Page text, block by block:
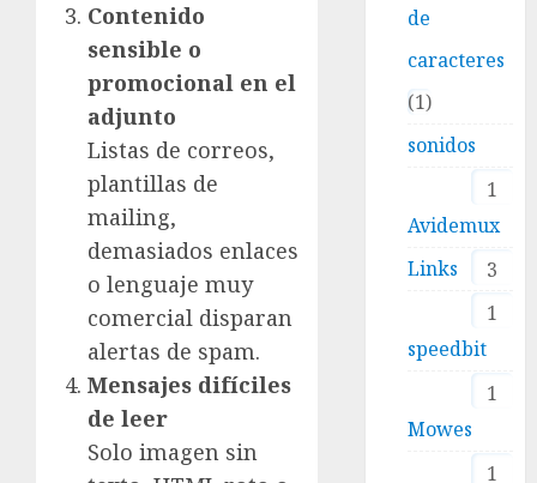
Contenido
sensible o
promocional en el
adjunto
Listas de correos,
plantillas de
mailing,
demasiados enlaces
o lenguaje muy
comercial disparan
alertas de spam.
Mensajes difíciles
de leer
Solo imagen sin
de
caracteres
1
sonidos
1
Avidemux
3
Links
1
speedbit
1
Mowes
1